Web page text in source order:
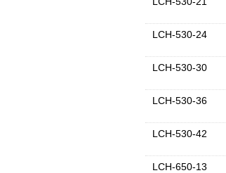
LCH-530-24
LCH-530-30
LCH-530-36
LCH-530-42
LCH-650-13